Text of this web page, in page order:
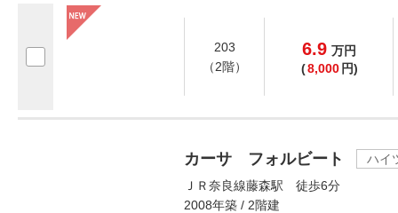
203
（2階）
6.9 万円
(8,000 円)
カーサ フォルビート
ハイ
ＪＲ奈良線藤森駅 徒歩6分
2008年築 / 2階建